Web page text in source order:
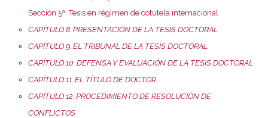
Sección 5ª. Tesis en régimen de cotutela internacional
CAPÍTULO 8. PRESENTACIÓN DE LA TESIS DOCTORAL
CAPÍTULO 9. EL TRIBUNAL DE LA TESIS DOCTORAL
CAPÍTULO 10. DEFENSA Y EVALUACIÓN DE LA TESIS DOCTORAL
CAPÍTULO 11. EL TÍTULO DE DOCTOR
CAPÍTULO 12. PROCEDIMIENTO DE RESOLUCIÓN DE
CONFLICTOS